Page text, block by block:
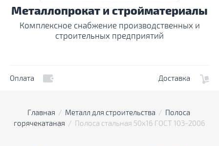
Оплата Доставка
Металлопрокат и стройматериалы
Комплексное снабжение производственных и
строительных предприятий
Главная
  /
Металл для строительства
  /
Полоса
горячекатаная
  /  Полоса стальная 50х16 ГОСТ 103-2006